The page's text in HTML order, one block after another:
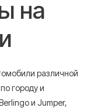
на
различной
городу и
и Jumper,